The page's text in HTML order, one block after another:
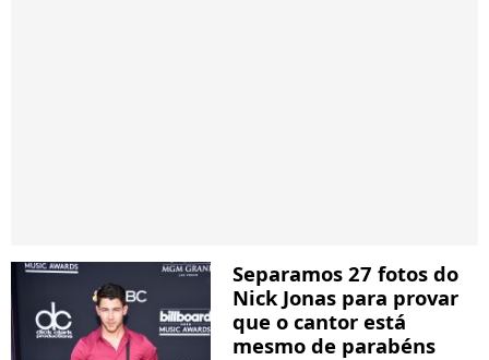
Separamos 27 fotos do
Nick Jonas para provar
que o cantor está
mesmo de parabéns